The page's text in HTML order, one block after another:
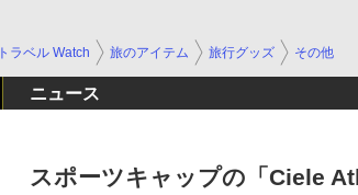
トラベル Watch 旅のアイテム 旅行グッズ その他
ニュース
スポーツキャップの「Ciele